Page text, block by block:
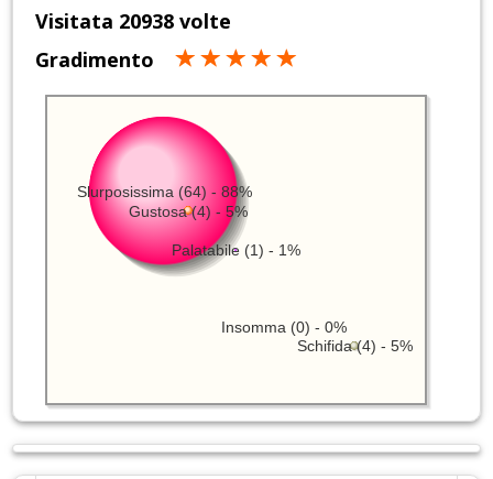
Visitata 20938 volte
Gradimento
Slurposissima (64) - 88%
Schifida (4) - 5%
Gustosa (4) - 5%
Palatabile (1) - 1%
Insomma (0) - 0%